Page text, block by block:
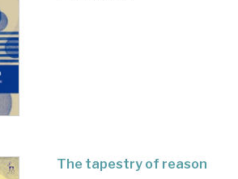
The tapestry of reason